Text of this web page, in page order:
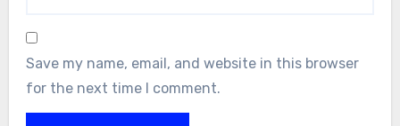
Save my name, email, and website in this browser
for the next time I comment.